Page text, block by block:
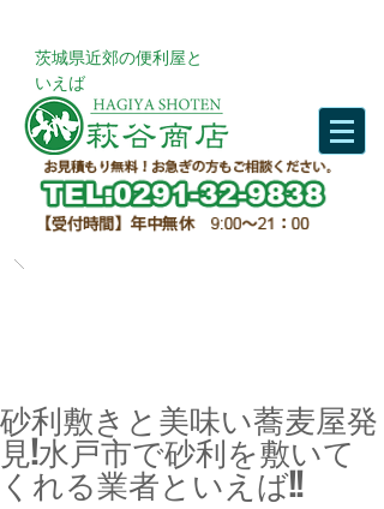
​茨城県近郊の便利屋と
いえば
砂利敷きと美味い蕎麦屋発
見!水戸市で砂利を敷いて
くれる業者といえば!!